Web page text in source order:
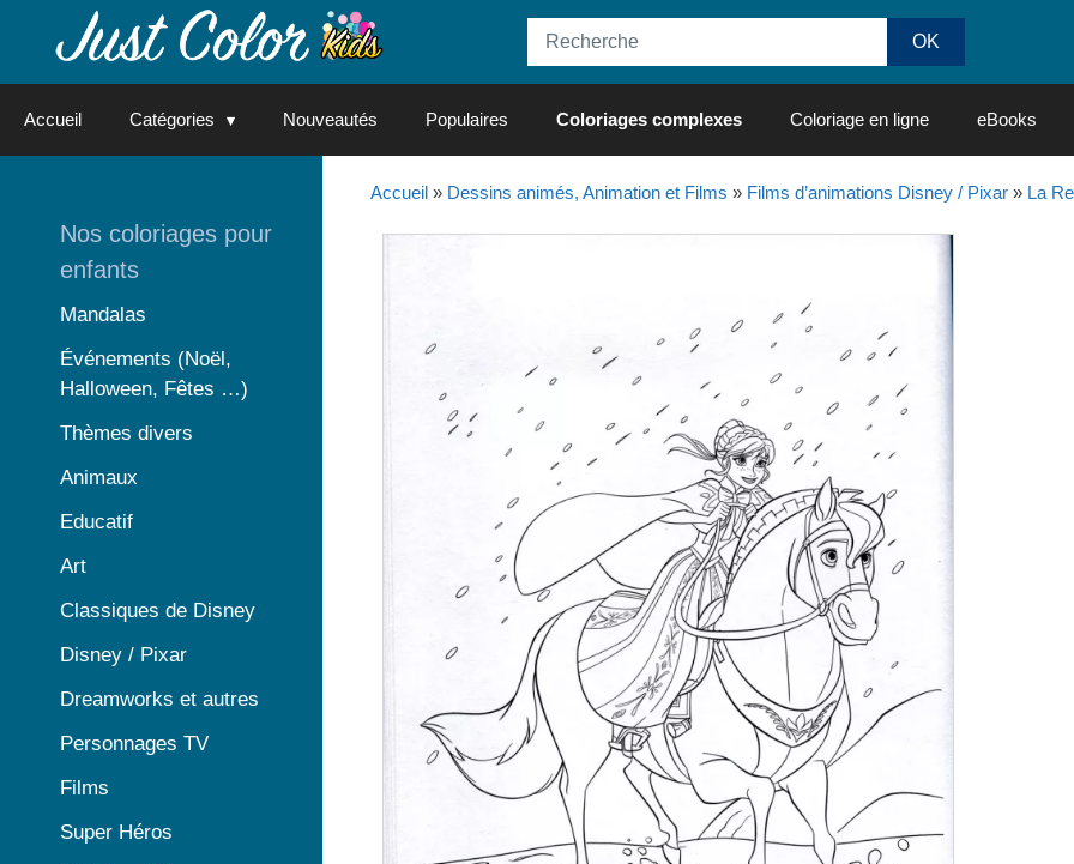
Accueil Catégories Nouveautés Populaires Coloriages complexes Coloriage en ligne eBooks
Accueil» Dessins animés, Animation et Films » Films d’animations Disney / Pixar» La
Nos coloriages pour
enfants
Mandalas
Événements (Noël,
Halloween, Fêtes …)
Thèmes divers
Animaux
Educatif
Art
Classiques de Disney
Disney / Pixar
Dreamworks et autres
Personnages TV
Films
Super Héros